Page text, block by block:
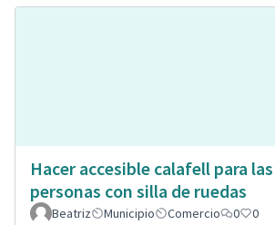
Hacer accesible calafell para las
personas con silla de ruedas
Beatriz Municipio Comercio 0 0